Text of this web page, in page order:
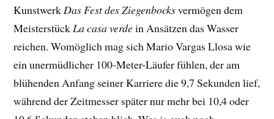
KunstwerkDas Fest des Ziegenbocksvermögen dem
MeisterstückLa casa verdein Ansätzen das Wasser
reichen. Womöglich mag sich Mario Vargas Llosa wie
ein unermüdlicher 100-Meter-Läufer fühlen, der am
blühenden Anfang seiner Karriere die 9,7 Sekunden lief,
während der Zeitmesser später nur mehr bei 10,4 oder